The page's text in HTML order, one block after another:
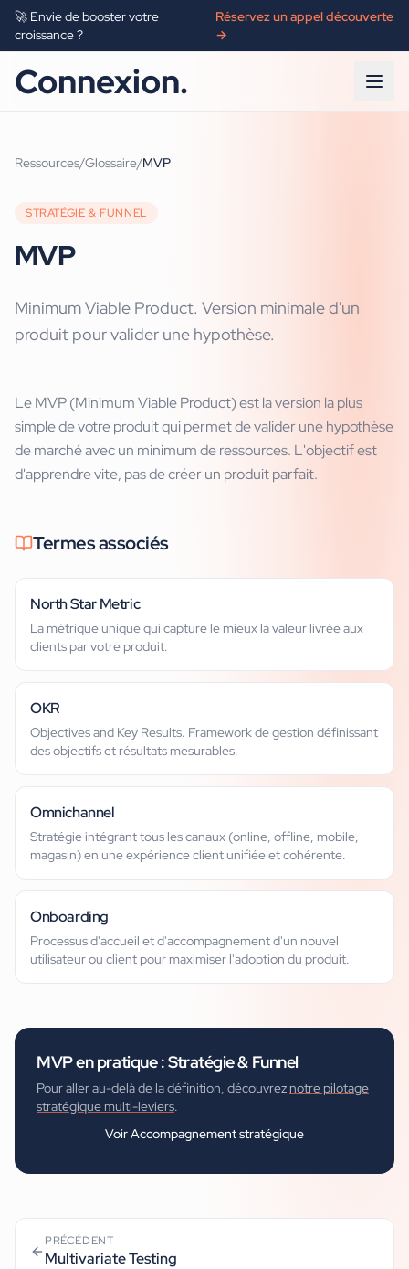
🚀 Envie de booster votre
croissance ?
Réservez un appel découverte
→
Connexion.
Ressources/Glossaire/MVP
STRATÉGIE & FUNNEL
MVP
Minimum Viable Product. Version minimale d'un
produit pour valider une hypothèse.
Le MVP (Minimum Viable Product) est la version la plus
simple de votre produit qui permet de valider une hypothèse
de marché avec un minimum de ressources. L'objectif est
d'apprendre vite, pas de créer un produit parfait.
Termes associés
North Star Metric
La métrique unique qui capture le mieux la valeur livrée aux
clients par votre produit.
OKR
Objectives and Key Results. Framework de gestion définissant
des objectifs et résultats mesurables.
Omnichannel
Stratégie intégrant tous les canaux (online, offline, mobile,
magasin) en une expérience client unifiée et cohérente.
Onboarding
Processus d'accueil et d'accompagnement d'un nouvel
utilisateur ou client pour maximiser l'adoption du produit.
MVPen pratique :Stratégie & Funnel
Pour aller au-delà de la définition, découvrez notre pilotage
stratégique multi-leviers.
VoirAccompagnement stratégique
PRÉCÉDENT
Multivariate Testing